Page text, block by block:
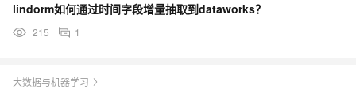
lindorm如何通过时间字段增量抽取到dataworks？
215 1
大数据与机器学习